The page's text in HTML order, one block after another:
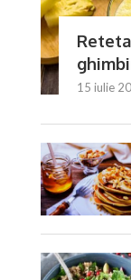
Reteta Cartofi
10 iulie
15 iulie